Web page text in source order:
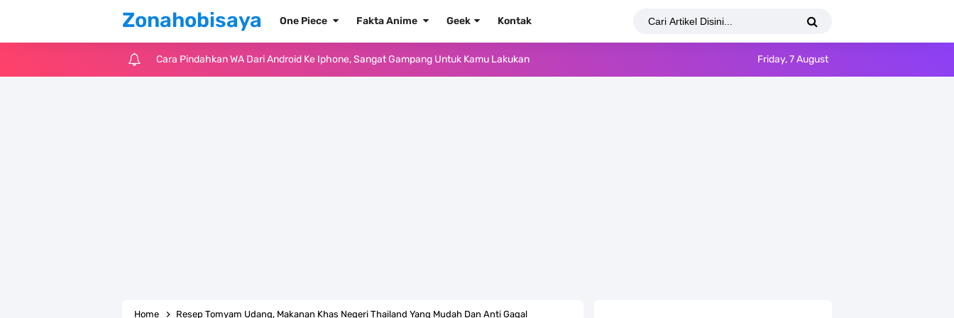
Zonahobisaya One Piece Fakta Anime Geek Kontak
Cara Pindahkan WA Dari Android Ke Iphone, Sangat Gampang Untuk Kamu Lakukan Friday, 7 August
Home Resep Tomyam Udang, Makanan Khas Negeri Thailand Yang Mudah Dan Anti Gagal